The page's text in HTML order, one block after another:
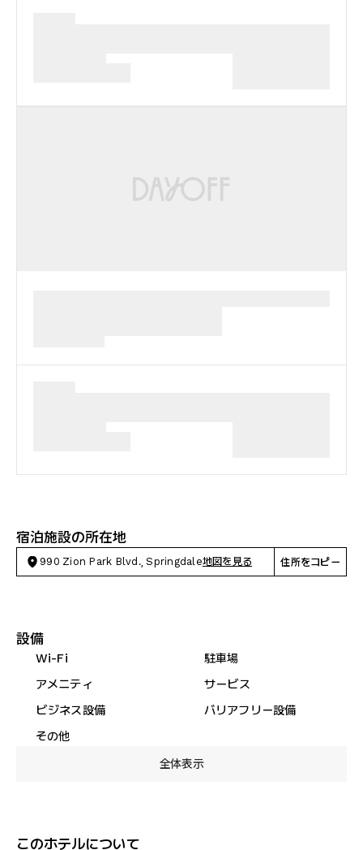
宿泊施設の所在地
990 Zion Park Blvd., Springdale地図を見る 住所をコピー
設備
Wi-Fi
駐車場
アメニティ
サービス
ビジネス設備
バリアフリー設備
その他
全体表示
このホテルについて